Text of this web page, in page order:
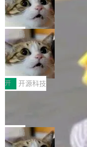
的人一直在用业余...
结果回答问题，而无需将
（<a href="https://
bug.cgi?id=204...
工程师在这件事上没什
orkers 跑了十年 Isolate
nce 的话说：「我们一
码，而 AI Agent 不需要
late。」 容器为什么不合
和销毁都太重了。一个
只需要几毫秒的 CPU 时
就绪要花数秒。如果未来
OpenAI 公开邮件和聊
诉讼，称“Apple is
g”
上个月，苹果一纸诉状
控其挖角苹果前员工并
状把 OpenAI 描述成一
人、套取机密信息的对
函，也没选择庭外沉默
文，标题只有六个字：
ng。 然后，它把邮件往
录全贴了出来。 他发错
iel Gross 来自 Weil 律
给 OpenAI 总法律顾问
件，附了一封长信，要
局
HUAWEI MatePad
ddy鸿蒙PC版，说话
搭子
全能AI工作台
I MatePad Edge应用市
用，与鸿蒙电脑上的体
这是目前市面上唯一支
C版的产品，搭载“人机
你的，AI写AI的，同屏协
AI帮你干活，现在开启全
开 开源科技
FFmpeg 9.0 发布：代
全球知名开源多媒体框
布了 9.0 版本。这个版
处理能力和硬件加速支
局